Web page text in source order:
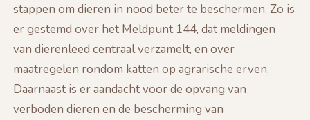
stappen om dieren in nood beter te beschermen. Zo is
er gestemd over het Meldpunt 144, dat meldingen
van dierenleed centraal verzamelt, en over
maatregelen rondom katten op agrarische erven.
Daarnaast is er aandacht voor de opvang van
verboden dieren en de bescherming van